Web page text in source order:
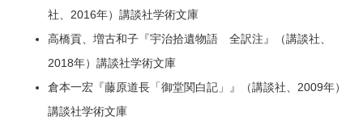
社、2016年）講談社学術文庫
高橋貢、増古和子『宇治拾遺物語 全訳注』（講談社、
2018年）講談社学術文庫
倉本一宏『藤原道長「御堂関白記」』（講談社、2009年）
講談社学術文庫